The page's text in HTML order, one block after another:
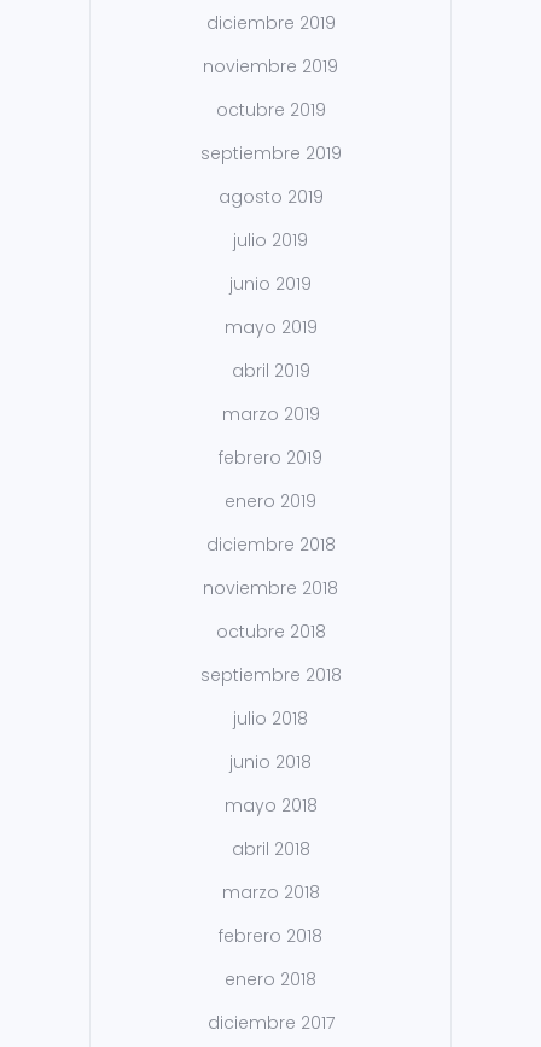
diciembre 2019
noviembre 2019
octubre 2019
septiembre 2019
agosto 2019
julio 2019
junio 2019
mayo 2019
abril 2019
marzo 2019
febrero 2019
enero 2019
diciembre 2018
noviembre 2018
octubre 2018
septiembre 2018
julio 2018
junio 2018
mayo 2018
abril 2018
marzo 2018
febrero 2018
enero 2018
diciembre 2017